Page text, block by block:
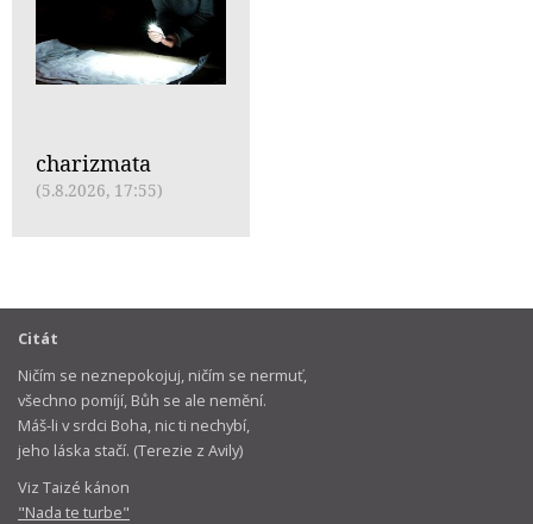
charizmata
(5.8.2026, 17:55)
Citát
Ničím se neznepokojuj, ničím se nermuť,
všechno pomíjí, Bůh se ale nemění.
Máš-li v srdci Boha, nic ti nechybí,
jeho láska stačí. (Terezie z Avily)
Viz Taizé kánon
"Nada te turbe"